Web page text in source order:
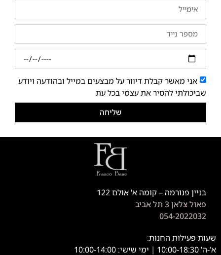
אני מאשר קבלת דיוור על מבצעים במייל ובהודעה ויודע
שביכולתי להסיר את עצמי בכל עת
שליחה
בניין פנורמה – קומה א' אולם 122
פאול צלאן 3 תל אביב
054-2022032
שעות פעילות החנות:
א’-ה’ 10:00-18:30 | ימי שישי: 10:00-14:00